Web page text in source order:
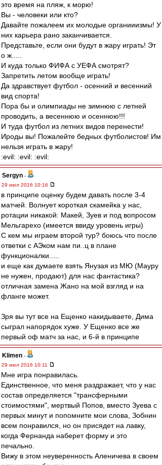
это время на пляж, к морю!
Вы - человеки или кто?
Давайте пожалеем их молодые органииизмы! У
них карьера рано заканчивается.
Представьте, если они будут в жару играть! Эт
о ж.....
И куда только ФИФА с УЕФА смотрят?
Запретить летом вообще играть!
Да здравствует футбол - осенний и весенний
вид спорта!
Пора бы и олимпиады не зимнюю с летней
проводить, а весеннюю и осеннюю!!!
И туда футбол из летних видов перенести!
Ироды вы! Пожалейте бедных футболистов! Им
нельзя играть в жару!
:evil: :evil: :evil:
Sergyn -
29 июл 2016 10:16
в принципе оценку будем давать после 3-4
матчей. Волнует короткая скамейка у нас,
ротации никакой: Макей, Зуев и под вопросом
Мельгарехо (имеется ввиду уровень игры)
С кем мы играем второй тур? боюсь что после
ответки с АЭком нам пи..ц в плане
функционалки.....
и еще как думаете взять Янузая из МЮ (Мауру
не нужен, продают) для нас фантастика?
отличная замена Жано на мой взгляд и на
фланге может.
Зря вы тут все на Ещенко накидываете, Дима
сыграл напорядок хуже. У Ещенко все же
первый оф матч за нас, и 6-й в принципе
Klimen -
29 июл 2016 10:11
Мне игра понравилась.
Единственное, что меня раздражает, что у нас
состав определяется "трансферными
стоимостями", мертвый Попов, вместо Зуева с
первых минут и попомните мои слова, Зобнин
всем понравился, но он присядет на лавку,
когда Фернанда наберет форму и это
печально.
Вижу в этом неуверенность Аленичева в своем